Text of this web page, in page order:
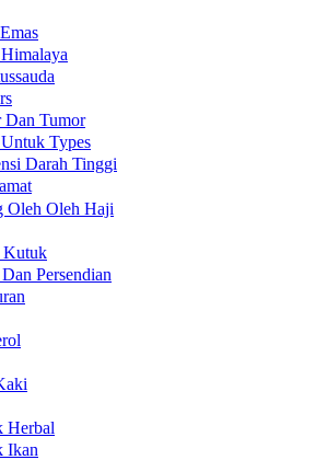
Dan Tumor
Types
Darah Tinggi
Oleh Oleh Haji
Kutuk
Persendian
Herbal
Ikan